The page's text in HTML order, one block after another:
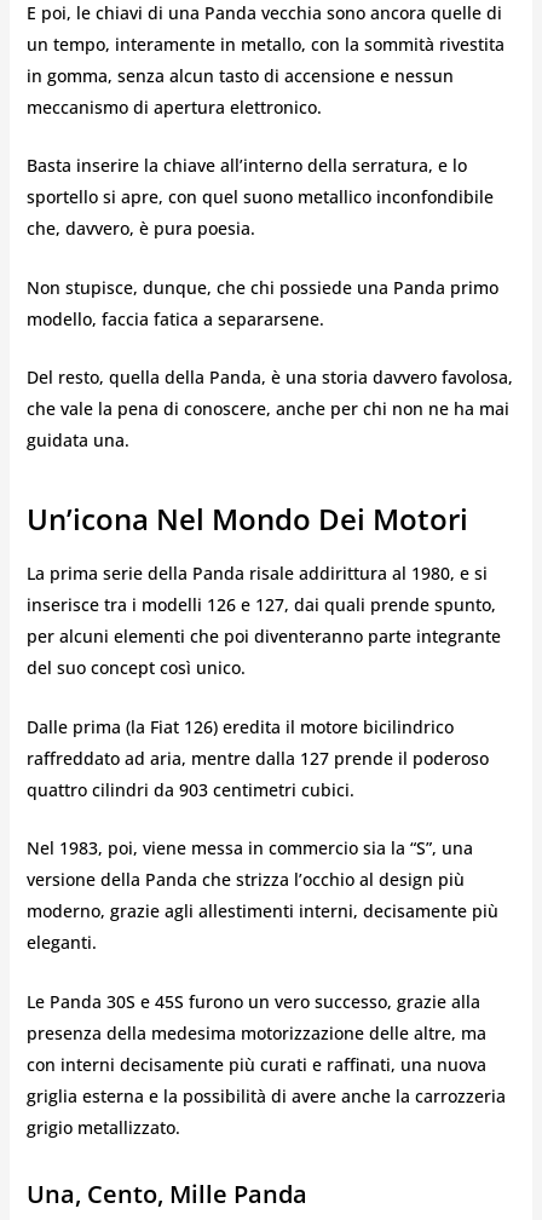
E poi, le chiavi di una Panda vecchia sono ancora quelle di
un tempo, interamente in metallo, con la sommità rivestita
in gomma, senza alcun tasto di accensione e nessun
meccanismo di apertura elettronico.
Basta inserire la chiave all’interno della serratura, e lo
sportello si apre, con quel suono metallico inconfondibile
che, davvero, è pura poesia.
Non stupisce, dunque, che chi possiede una Panda primo
modello, faccia fatica a separarsene.
Del resto, quella della Panda, è una storia davvero favolosa,
che vale la pena di conoscere, anche per chi non ne ha mai
guidata una.
Un’icona Nel Mondo Dei Motori
La prima serie della Panda risale addirittura al 1980, e si
inserisce tra i modelli 126 e 127, dai quali prende spunto,
per alcuni elementi che poi diventeranno parte integrante
del suo concept così unico.
Dalle prima (la Fiat 126) eredita il motore bicilindrico
raffreddato ad aria, mentre dalla 127 prende il poderoso
quattro cilindri da 903 centimetri cubici.
Nel 1983, poi, viene messa in commercio sia la “S”, una
versione della Panda che strizza l’occhio al design più
moderno, grazie agli allestimenti interni, decisamente più
eleganti.
Le Panda 30S e 45S furono un vero successo, grazie alla
presenza della medesima motorizzazione delle altre, ma
con interni decisamente più curati e raffinati, una nuova
griglia esterna e la possibilità di avere anche la carrozzeria
grigio metallizzato.
Una, Cento, Mille Panda